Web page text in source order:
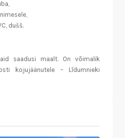
dušš.
saadusi maalt. On võimalik
kojujäänutele – Līdumnieki